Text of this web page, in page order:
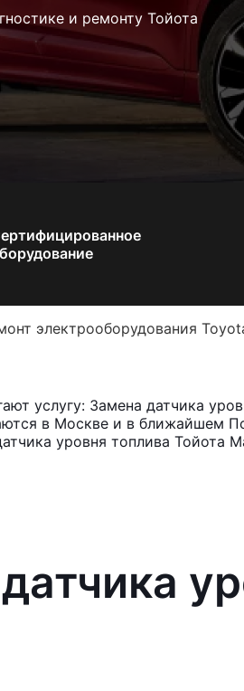
и ремонту Тойота
электрооборудования
услугу: Замена датчика
в Москве и в ближайшем
уровня топлива Тойота